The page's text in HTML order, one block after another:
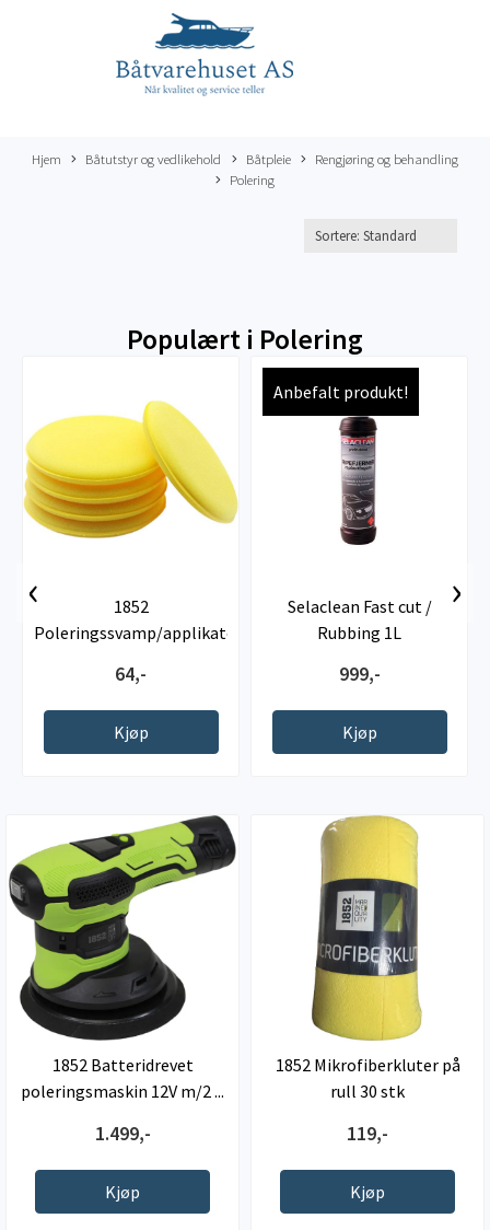
Hjem Båtutstyr og vedlikehold Båtpleie
Rengjøring og behandling
Polering
Populært i Polering
1852
Poleringssvamp/applikator
64,-
Kjøp
Anbefalt produkt!
Selaclean Fast cut /
Rubbing 1L
999,-
Kjøp
‹ ›
1852 Batteridrevet
poleringsmaskin 12V m/2 ...
1.499,-
Kjøp
1852 Mikrofiberkluter på
rull 30 stk
119,-
Kjøp